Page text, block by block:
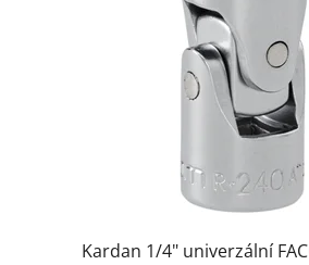
Kardan 1/4" univerzální